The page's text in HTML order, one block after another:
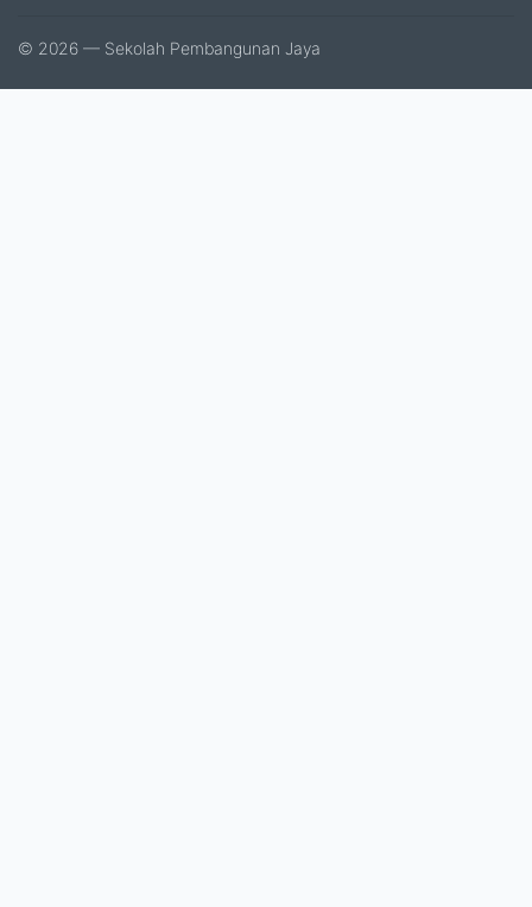
© 2026 — Sekolah Pembangunan Jaya